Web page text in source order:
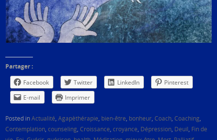
Partager :
Facebook
Twitter LinkedIn
Pinterest
E-mail
Imprimer
Posted inActualité ,Agapèthérapie bien-être bonheur ,Coach ,Coaching
Contemplation ,counseling ,Croissance ,croyance Dépression Deuil Fin de